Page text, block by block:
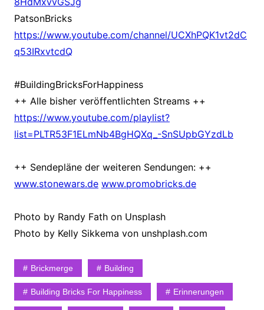
PatsonBricks
https://www.youtube.com/channel/UCXhPQK1vt2dC
q53IRxvtcdQ
#BuildingBricksForHappiness
++ Alle bisher veröffentlichten Streams ++
https://www.youtube.com/playlist?
list=PLTR53F1ELmNb4BgHQXq_-SnSUpbGYzdLb
++ Sendepläne der weiteren Sendungen: ++
www.stonewars.de www.promobricks.de
Photo by Randy Fath on Unsplash
Photo by Kelly Sikkema von unshplash.com
Brickmerge Building
Building Bricks For Happiness Erinnerungen